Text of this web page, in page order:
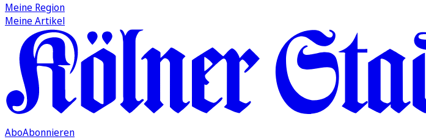
Meine Region
Meine Artikel
AboAbonnieren